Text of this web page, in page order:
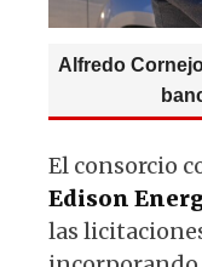
Alfredo
El consorcio
Edison
las